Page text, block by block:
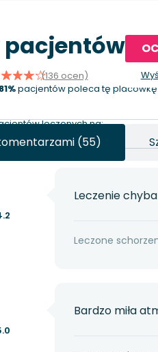
pacjentów
(136 ocen)
81%pacjentów poleca tę placówkę
leczonych na:
(55)
Leczenie
Leczone
Bardzo miła